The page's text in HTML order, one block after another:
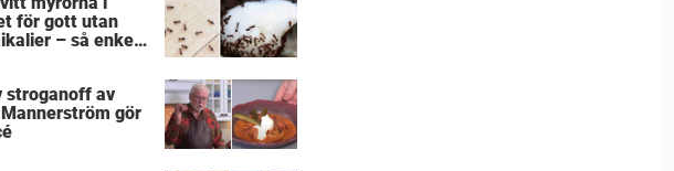
för gott utan
– så enkelt
stroganoff av
gör